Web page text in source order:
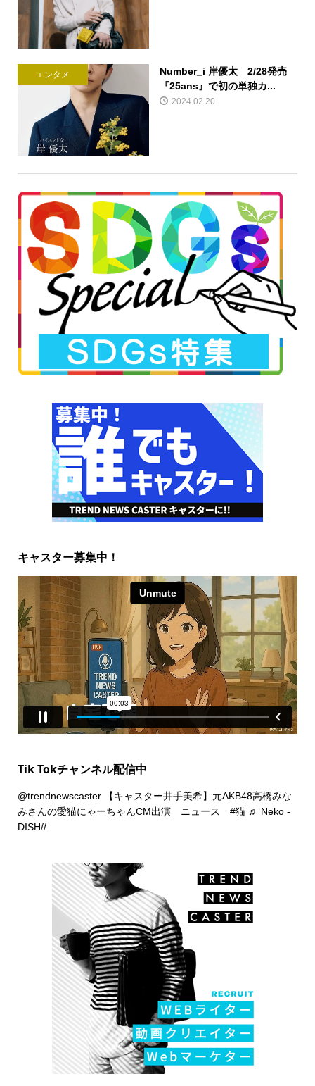
エンタメ
Number_i 岸優太 2/28発売
『25ans』で初の単独カ...
2024.02.20
キャスター募集中！
Tik Tokチャンネル配信中
@trendnewscaster【キャスター井手美希】元AKB48高橋みな
みさんの愛猫にゃーちゃんCM出演 ニュース #猫 ♬ Neko -
DISH//